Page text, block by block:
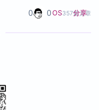
OS357篇文章
0 0 分享